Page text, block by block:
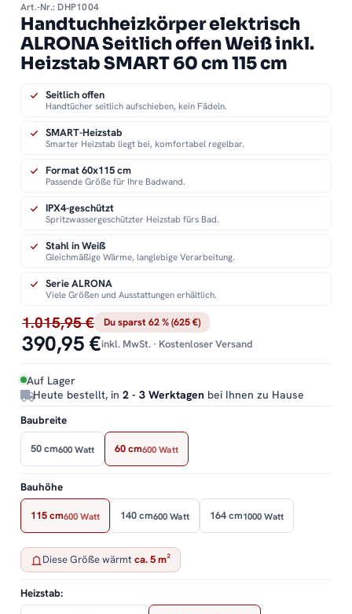
Art.-Nr.: DHP1004
Handtuchheizkörper elektrisch
ALRONA Seitlich offen Weiß inkl.
Heizstab SMART 60 cm 115 cm
1.015,95 € Du sparst 62 % (625 €)
390,95 €inkl. MwSt. · Kostenloser Versand
Auf Lager
Heute bestellt, in 2 - 3 Werktagen bei Ihnen zu Hause
Seitlich offen
Handtücher seitlich aufschieben, kein Fädeln.
SMART-Heizstab
Smarter Heizstab liegt bei, komfortabel regelbar.
Format 60x115 cm
Passende Größe für Ihre Badwand.
IPX4-geschützt
Spritzwassergeschützter Heizstab fürs Bad.
Stahl in Weiß
Gleichmäßige Wärme, langlebige Verarbeitung.
Serie ALRONA
Viele Größen und Ausstattungen erhältlich.
Baubreite
50 cm600 Watt 60 cm600 Watt
Bauhöhe
115 cm600 Watt 140 cm600 Watt 164 cm1000 Watt
Diese Größe wärmt ca. 5 m²
Heizstab: